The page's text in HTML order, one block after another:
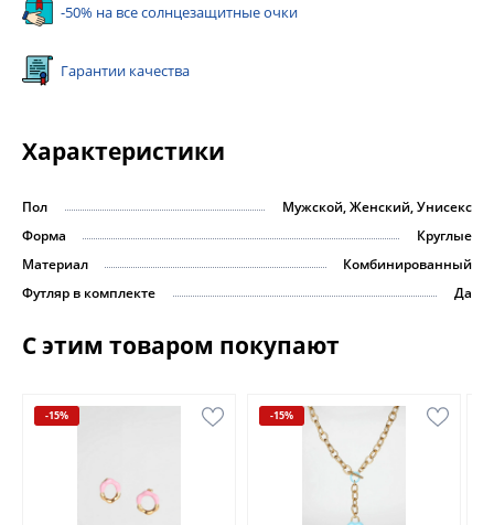
-50% на все солнцезащитные очки
Гарантии качества
Характеристики
Пол
Мужской, Женский, Унисекс
Форма
Круглые
Материал
Комбинированный
Футляр в комплекте
Да
С этим товаром покупают
-15% -15%